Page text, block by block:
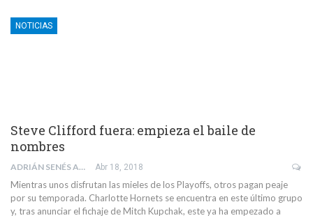
NOTICIAS
Steve Clifford fuera: empieza el baile de
nombres
ADRIÁN SENÉS ALDOMAR Abr 18, 2018
Mientras unos disfrutan las mieles de los Playoffs, otros pagan peaje
por su temporada. Charlotte Hornets se encuentra en este último grupo
y, tras anunciar el fichaje de Mitch Kupchak, este ya ha empezado a